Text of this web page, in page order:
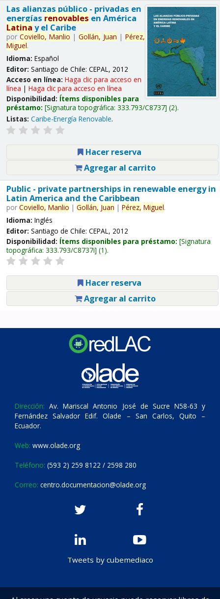
Las alianzas público - privadas en
energías renovables en América
Latina y el Caribe
por Coviello, Manlio | Gollán, Juan | Pérez,
Miguel.
Idioma: Español
Editor: Santiago de Chile: CEPAL, 2012
Acceso en línea: Haga clic para acceso en
línea | Haga clic para acceso en línea
Disponibilidad: Ítems disponibles para
préstamo: Signatura topográfica: 333.793/C8737 (2).
Listas: Caribe-Energía Renovable.
Hacer reserva
Agregar al carrito
Public - private partnerships in renewable energy in
Latin America and the Caribbean
por Coviello, Manlio | Gollán, Juan | Pérez, Miguel.
Idioma: Inglés
Editor: Santiago de Chile: CEPAL, 2012
Disponibilidad: Ítems disponibles para préstamo: Signatura
topográfica: 333.793/C8737i (1).
Hacer reserva
Agregar al carrito
Dirección: Av. Mariscal Antonio José de Sucre N58-63 y
Fernández Salvador Edif. Olade – San Carlos, Quito –
Ecuador.
Web: www.olade.org
Teléfono: (593 2) 259 8122 / 2598 280
Correo: centro.documentacion@olade.org
Tweets by cubemediaco